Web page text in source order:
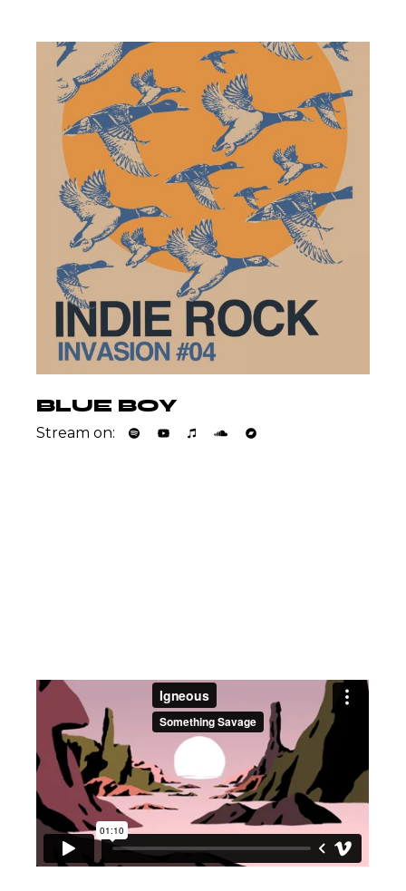
BLUE BOY
Stream on: